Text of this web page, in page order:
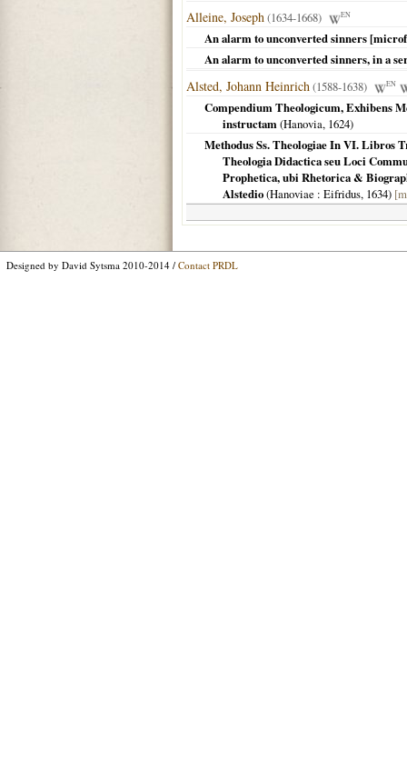
Alleine, Joseph(1634-1668) EN
An alarm to unconverted sinners
An alarm to unconverted sinners, in a
Alsted, Johann Heinrich(1588-1638) EN
Compendium Theologicum, Exhibens
instructam(Hanovia, 1624)
Methodus Ss. Theologiae In VI. Libros
Theologia Didactica seu Loci
Prophetica, ubi Rhetorica &
Alstedio(Hanoviae : Eifridus, 1634)
Designed by David Sytsma 2010-2014 / Contact PRDL